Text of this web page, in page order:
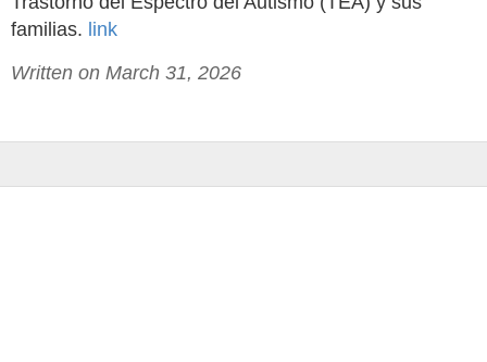
familias. link
Written on March 31, 2026